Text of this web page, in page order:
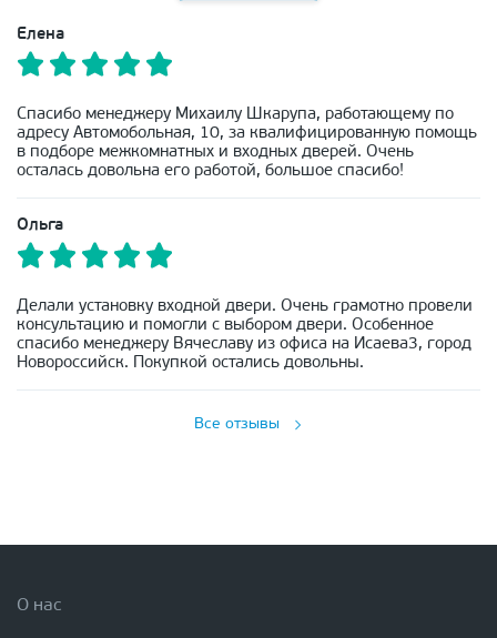
Елена
Спасибо менеджеру Михаилу Шкарупа, работающему по
адресу Автомобольная, 10, за квалифицированную помощь
в подборе межкомнатных и входных дверей. Очень
осталась довольна его работой, большое спасибо!
Ольга
Делали установку входной двери. Очень грамотно провели
консультацию и помогли с выбором двери. Особенное
спасибо менеджеру Вячеславу из офиса на Исаева3, город
Новороссийск. Покупкой остались довольны.
Все отзывы
О нас